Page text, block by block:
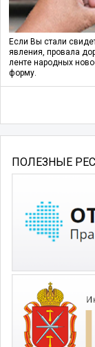
Если Вы стали
явления, провала
ленте народных
форму.
ПОЛЕЗНЫЕ